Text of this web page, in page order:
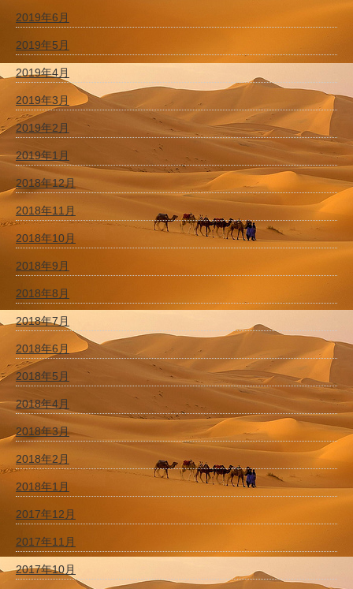
2019年6月
2019年5月
2019年4月
2019年3月
2019年2月
2019年1月
2018年12月
2018年11月
2018年10月
2018年9月
2018年8月
2018年7月
2018年6月
2018年5月
2018年4月
2018年3月
2018年2月
2018年1月
2017年12月
2017年11月
2017年10月